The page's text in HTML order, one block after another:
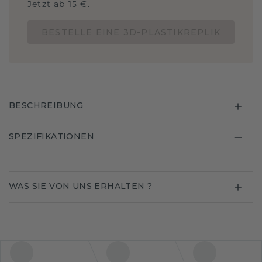
Jetzt ab 15 €.
BESCHREIBUNG
SPEZIFIKATIONEN
WAS SIE VON UNS ERHALTEN ?